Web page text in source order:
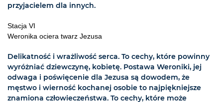
przyjacielem dla innych.
Stacja VI
Weronika ociera twarz Jezusa
Delikatność i wrażliwość serca. To cechy, które powinny
wyróżniać dziewczynę, kobietę. Postawa Weroniki, jej
odwaga i poświęcenie dla Jezusa są dowodem, że
męstwo i wierność kochanej osobie to najpiękniejsze
znamiona człowieczeństwa. To cechy, które może